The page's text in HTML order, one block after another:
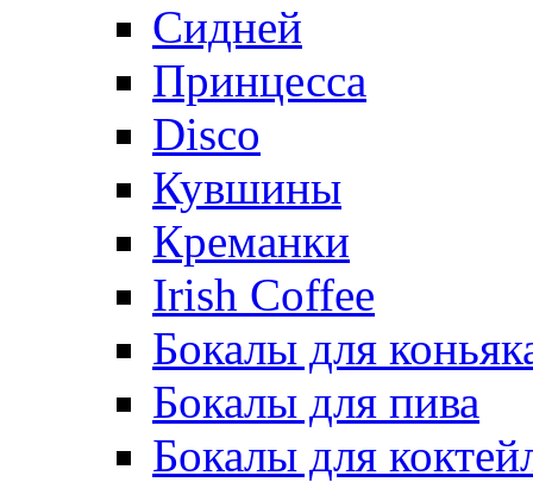
Сидней
Принцесса
Disco
Кувшины
Креманки
Irish Coffee
Бокалы для
Бокалы для пива
Бокалы для